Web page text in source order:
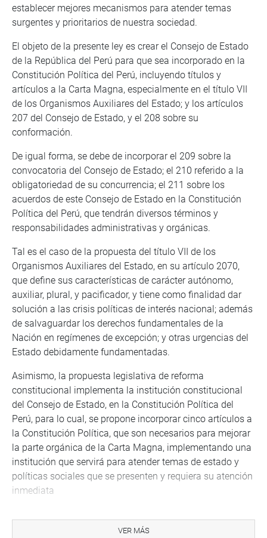
establecer mejores mecanismos para atender temas
surgentes y prioritarios de nuestra sociedad.
El objeto de la presente ley es crear el Consejo de Estado
de la República del Perú para que sea incorporado en la
Constitución Política del Perú, incluyendo títulos y
artículos a la Carta Magna, especialmente en el título VII
de los Organismos Auxiliares del Estado; y los artículos
207 del Consejo de Estado, y el 208 sobre su
conformación.
De igual forma, se debe de incorporar el 209 sobre la
convocatoria del Consejo de Estado; el 210 referido a la
obligatoriedad de su concurrencia; el 211 sobre los
acuerdos de este Consejo de Estado en la Constitución
Política del Perú, que tendrán diversos términos y
responsabilidades administrativas y orgánicas.
Tal es el caso de la propuesta del título VII de los
Organismos Auxiliares del Estado, en su artículo 2070,
que define sus características de carácter autónomo,
auxiliar, plural, y pacificador, y tiene como finalidad dar
solución a las crisis políticas de interés nacional; además
de salvaguardar los derechos fundamentales de la
Nación en regímenes de excepción; y otras urgencias del
Estado debidamente fundamentadas.
Asimismo, la propuesta legislativa de reforma
constitucional implementa la institución constitucional
del Consejo de Estado, en la Constitución Política del
Perú, para lo cual, se propone incorporar cinco artículos a
la Constitución Política, que son necesarios para mejorar
la parte orgánica de la Carta Magna, implementando una
institución que servirá para atender temas de estado y
políticas sociales que se presenten y requiera su atención
inmediata
creación de nuevas instituciones constitucionales con la
VER MÁS